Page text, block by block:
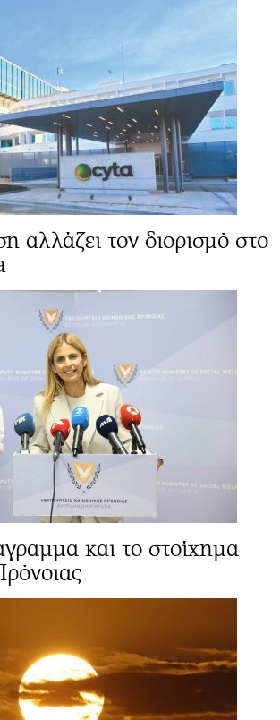
αλλάζει τον διορισμό στο
και το στοίχημα